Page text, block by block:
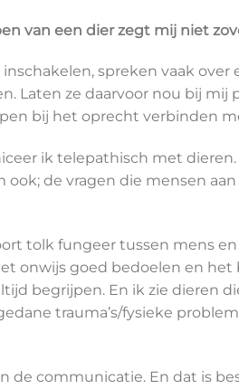
van een dier zegt mij niet
spreken vaak
Laten ze daarvoor nou bij mij
bij het oprecht verbinden
ik telepathisch met
ook; de vragen die mensen
tolk fungeer tussen mens
onwijs goed bedoelen en
begrijpen. En ik zie dieren
trauma’s/fysieke
de communicatie. En dat is